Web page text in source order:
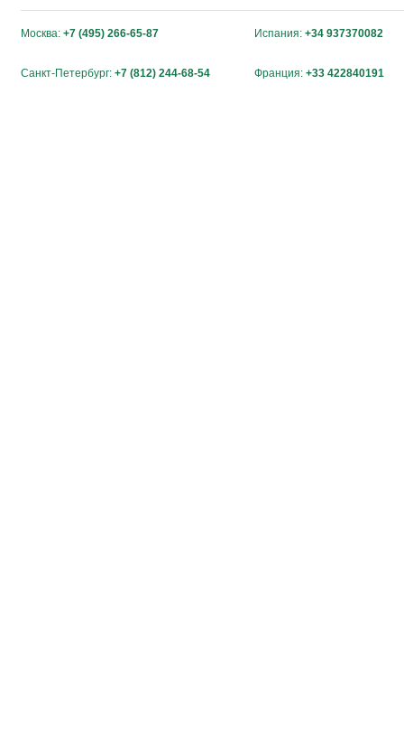
Москва: +7 (495) 266-65-87 Испания: +34 937370082
Санкт-Петербург: +7 (812) 244-68-54 Франция: +33 422840191